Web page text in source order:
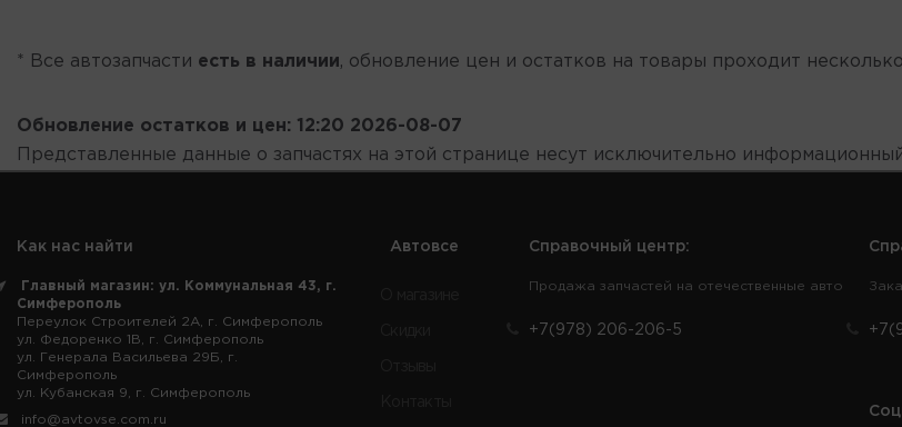
* Все автозапчасти есть в наличии, обновление цен и остатков на товары проходит
Обновление остатков и цен: 12:20 2026-08-07
Представленные данные о запчастях на этой странице несут исключительно
Как нас найти
Главный магазин: ул. Коммунальная 43, г.
Симферополь
Переулок Строителей 2А, г. Симферополь
ул. Федоренко 1В, г. Симферополь
ул. Генерала Васильева 29Б, г.
Симферополь
ул. Кубанская 9, г. Симферополь
info@avtovse.com.ru
Автовсе Справочный центр:
Продажа запчастей на отечественные авто
+7(978) 206-206-5